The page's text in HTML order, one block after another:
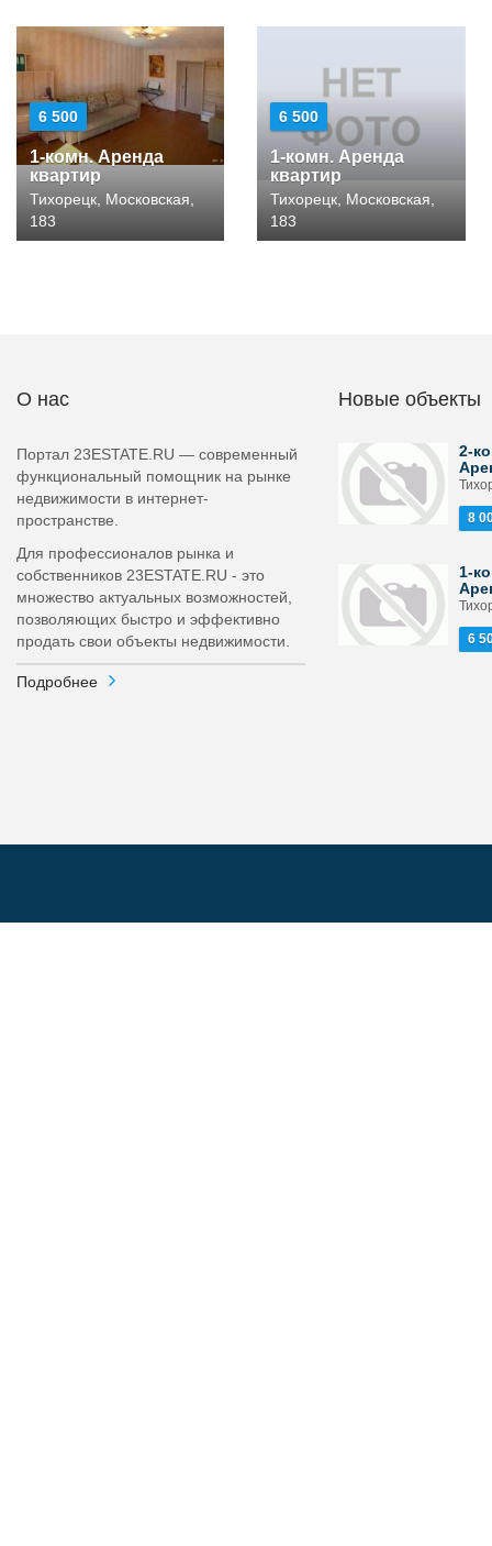
6 500
1-комн. Аренда
квартир
Тихорецк, Московская,
183
6 500
1-комн. Аренда
квартир
Тихорецк, Московская,
183
О нас
Портал 23ESTATE.RU — современный
функциональный помощник на рынке
недвижимости в интернет-
пространстве.
Для профессионалов рынка и
собственников 23ESTATE.RU - это
множество актуальных возможностей,
позволяющих быстро и эффективно
продать свои объекты недвижимости.
Подробнее
Новые объекты
2-
8
1-
6